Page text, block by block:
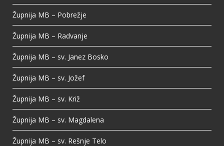
Župnija MB – Pobrežje
Župnija MB – Radvanje
Župnija MB – sv. Janez Bosko
Župnija MB – sv. Jožef
Župnija MB – sv. Križ
Župnija MB – sv. Magdalena
Župnija MB – sv. Rešnje Telo